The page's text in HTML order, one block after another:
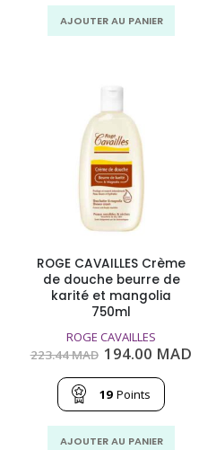
AJOUTER AU PANIER
actuel
ROGE CAVAILLES Crème
de douche beurre de
karité et mangolia
750ml
ROGE CAVAILLES
223.44MAD Le
initial
était :
223.44
MAD.
194.00 MAD
19 Points
AJOUTER AU PANIER